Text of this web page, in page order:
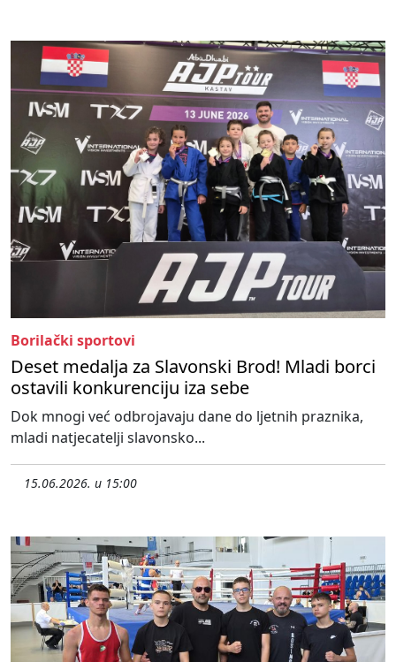
Borilački sportovi
Deset medalja za Slavonski Brod! Mladi borci
ostavili konkurenciju iza sebe
Dok mnogi već odbrojavaju dane do ljetnih praznika,
mladi natjecatelji slavonsko...
15.06.2026. u 15:00